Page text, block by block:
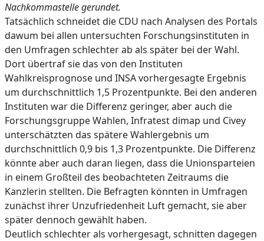
Nachkommastelle gerundet.
Tatsächlich schneidet die CDU nach Analysen des Portals
dawum bei allen untersuchten Forschungsinstituten in
den Umfragen schlechter ab als später bei der Wahl.
Dort übertraf sie das von den Instituten
Wahlkreisprognose und INSA vorhergesagte Ergebnis
um durchschnittlich 1,5 Prozentpunkte. Bei den anderen
Instituten war die Differenz geringer, aber auch die
Forschungsgruppe Wahlen, Infratest dimap und Civey
unterschätzten das spätere Wahlergebnis um
durchschnittlich 0,9 bis 1,3 Prozentpunkte. Die Differenz
könnte aber auch daran liegen, dass die Unionsparteien
in einem Großteil des beobachteten Zeitraums die
Kanzlerin stellten. Die Befragten könnten in Umfragen
zunächst ihrer Unzufriedenheit Luft gemacht, sie aber
später dennoch gewählt haben.
Deutlich schlechter als vorhergesagt, schnitten dagegen